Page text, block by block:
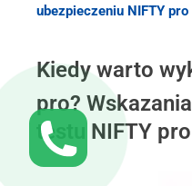
ubezpieczeniu NIFTY pro
Kiedy warto
pro?
testu NIFTY pro